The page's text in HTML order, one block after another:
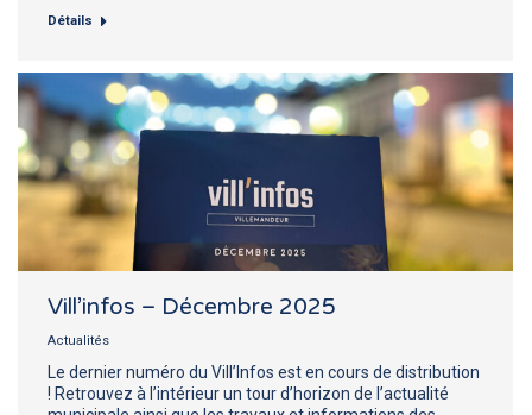
Détails
Vill’infos – Décembre 2025
Actualités
Le dernier numéro du Vill’Infos est en cours de distribution
! Retrouvez à l’intérieur un tour d’horizon de l’actualité